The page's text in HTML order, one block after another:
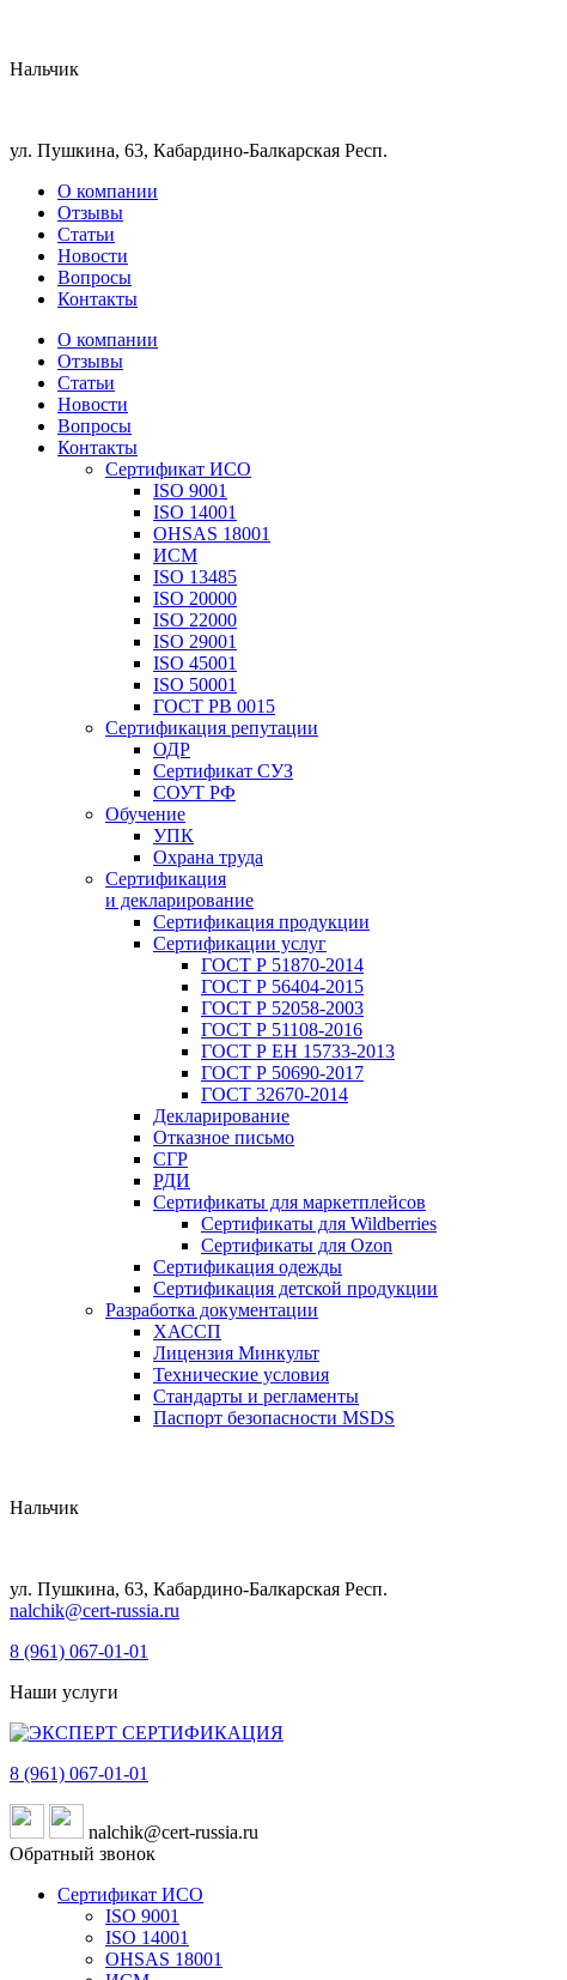
Нальчик
ул. Пушкина, 63, Кабардино-Балкарская Респ.
О компании
Отзывы
Статьи
Новости
Вопросы
Контакты
О компании
Отзывы
Статьи
Новости
Вопросы
Контакты
Сертификат ИСО
ISO 9001
ISO 14001
OHSAS 18001
ИСМ
ISO 13485
ISO 20000
ISO 22000
ISO 29001
ISO 45001
ISO 50001
ГОСТ РВ 0015
Сертификация репутации
ОДР
Сертификат СУЗ
СОУТ РФ
Обучение
УПК
Охрана труда
Сертификация
и декларирование
Сертификация продукции
Сертификации услуг
ГОСТ Р 51870-2014
ГОСТ Р 56404-2015
ГОСТ Р 52058-2003
ГОСТ Р 51108-2016
ГОСТ Р ЕН 15733-2013
ГОСТ Р 50690-2017
ГОСТ 32670-2014
Декларирование
Отказное письмо
СГР
РДИ
Сертификаты для маркетплейсов
Сертификаты для Wildberries
Сертификаты для Ozon
Сертификация одежды
Сертификация детской продукции
Разработка документации
ХАССП
Лицензия Минкульт
Технические условия
Стандарты и регламенты
Паспорт безопасности MSDS
Нальчик
ул. Пушкина, 63, Кабардино-Балкарская Респ.
nalchik@cert-russia.ru
8 (961) 067-01-01
Наши услуги
8 (961) 067-01-01
nalchik@cert-russia.ru
Обратный звонок
Сертификат ИСО
ISO 9001
ISO 14001
OHSAS 18001